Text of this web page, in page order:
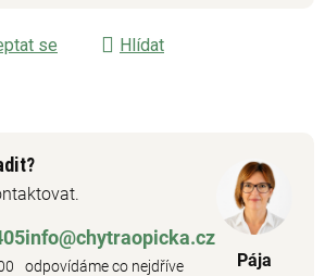
se
Hlídat
info@chytraopicka.cz
odpovídáme co nejdříve Pája